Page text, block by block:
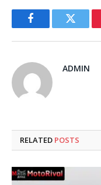
FacebookTwitter
ADMIN
RELATED POSTS